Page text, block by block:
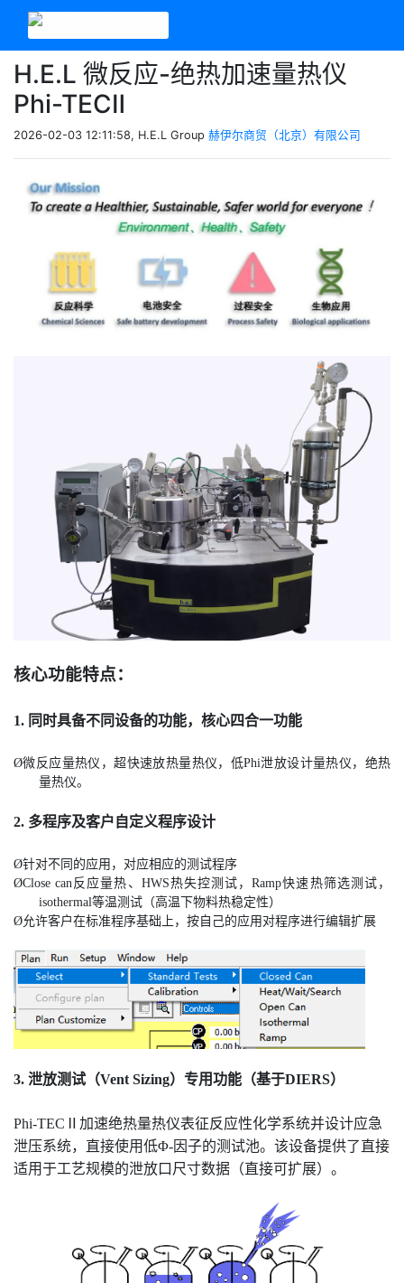
H.E.L 微反应-绝热加速量热仪
Phi-TECⅡ
2026-02-03 12:11:58, H.E.L Group 赫伊尔商贸（北京）有限公司
核心功能特点：
1. 同时具备不同设备的功能，核心四合一功能
Ø微反应量热仪，超快速放热量热仪，低Phi泄放设计量热仪，绝热
量热仪。
2. 多程序及客户自定义程序设计
Ø针对不同的应用，对应相应的测试程序
ØClose can反应量热、HWS热失控测试，Ramp快速热筛选测试，
isothermal等温测试（高温下物料热稳定性）
Ø允许客户在标准程序基础上，按自己的应用对程序进行编辑扩展
3. 泄放测试（Vent Sizing）专用功能（基于DIERS）
Phi-TECⅡ加速绝热量热仪表征反应性化学系统并设计应急
泄压系统，直接使用低Φ-因子的测试池。该设备提供了直接
适用于工艺规模的泄放口尺寸数据（直接可扩展）。